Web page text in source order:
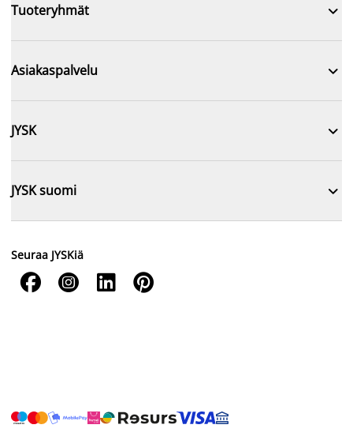
Tuoteryhmät 
Asiakaspalvelu 
JYSK 
JYSK suomi 
Seuraa JYSKiä
   